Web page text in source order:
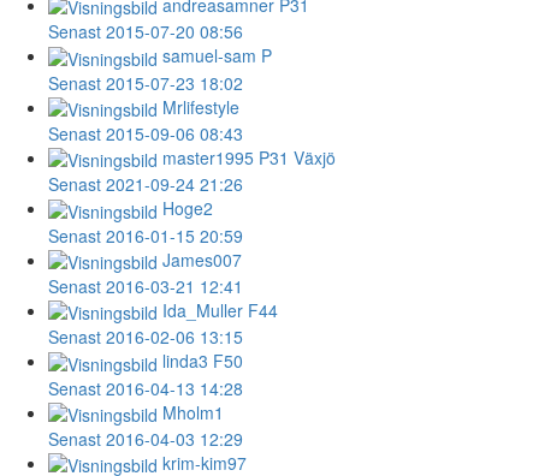
Senast 2015-07-20 08:56
samuel-sam P
Senast 2015-07-23 18:02
Mrlifestyle
Senast 2015-09-06 08:43
master1995 P31 Växjö
Senast 2021-09-24 21:26
Hoge2
Senast 2016-01-15 20:59
James007
Senast 2016-03-21 12:41
Ida_Muller F44
Senast 2016-02-06 13:15
linda3 F50
Senast 2016-04-13 14:28
Mholm1
Senast 2016-04-03 12:29
krim-kim97